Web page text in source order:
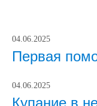
04.06.2025
Первая
04.06.2025
Купание в